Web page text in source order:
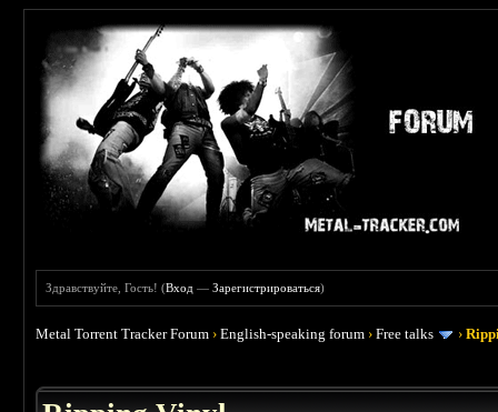
Здравствуйте, Гость! (Вход —Зарегистрироваться)
Metal Torrent Tracker Forum ›English-speaking forum ›Free talks ›